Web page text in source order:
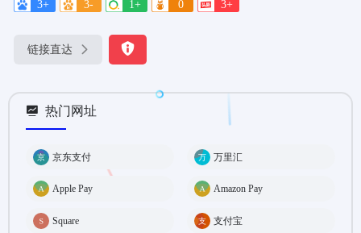
3+ 3- 1+ 0 3+
链接直达
热门网址
京东支付 万里汇
Apple Pay Amazon Pay
Square 支付宝